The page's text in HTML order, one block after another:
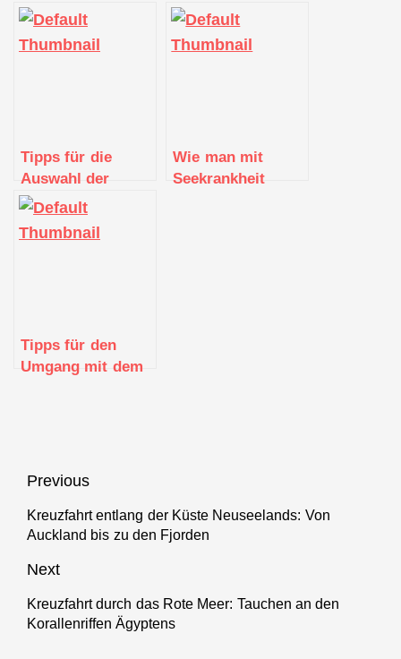
Kabine auf einem
Kreuzfahrtschiff
richtigen
Essenspakets auf
einer Kreuzfahrt
Tipps für die
Auswahl der
besten Reisezeit
für eine
Kreuzfahrtdestination
Wie man mit
Seekrankheit
Tipps für den
Umgang mit dem
Beitragsnavigation
Previous
Previous
post:
Kreuzfahrt entlang der Küste Neuseelands: Von
Auckland bis zu den Fjorden
Next
Next
post:
Kreuzfahrt durch das Rote Meer: Tauchen an den
Korallenriffen Ägyptens